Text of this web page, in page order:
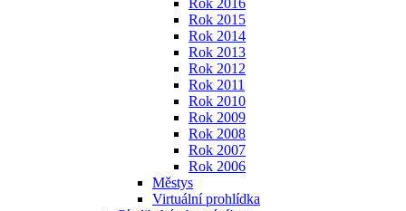
Rok 2016
Rok 2015
Rok 2014
Rok 2013
Rok 2012
Rok 2011
Rok 2010
Rok 2009
Rok 2008
Rok 2007
Rok 2006
Městys
Virtuální prohlídka